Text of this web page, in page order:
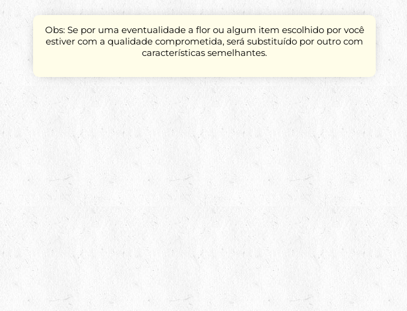
Obs: Se por uma eventualidade a flor ou algum item escolhido por você
estiver com a qualidade comprometida, será substituído por outro com
características semelhantes.